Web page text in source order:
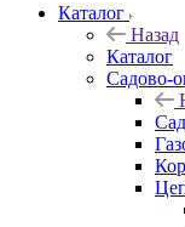
Каталог
Назад
Каталог
Садово-